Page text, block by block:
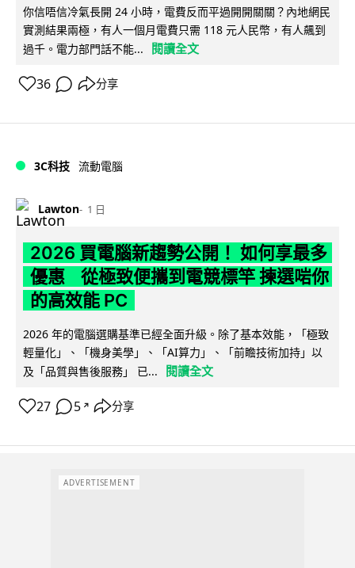
你信唔信冷氣長開 24 小時，電費反而平過開開關關？內地網民
實測結果兩極，有人一個月電費只需 118 元人民幣，有人飆到
過千。電力部門話不能...
閱讀全文
36 分享
3C科技 流動電腦
Lawton 1 日
2026 買電腦新趨勢公開！ 如何享最多
優惠 從極致便攜到電競標竿 揀選啱你
的高效能 PC
2026 年的電腦選購基準已經全面升級。除了基本效能，「極致
輕量化」、「機身美學」、「AI算力」、「前瞻技術加持」以
及「品質與售後服務」 已...
閱讀全文
27 5 ↗ 分享
ADVERTISEMENT